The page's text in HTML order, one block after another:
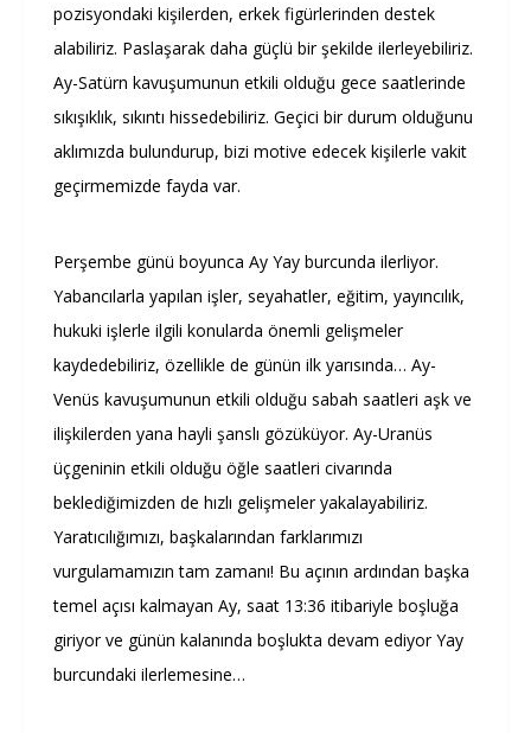
pozisyondaki kişilerden, erkek figürlerinden destek
alabiliriz. Paslaşarak daha güçlü bir şekilde ilerleyebiliriz.
Ay-Satürn kavuşumunun etkili olduğu gece saatlerinde
sıkışıklık, sıkıntı hissedebiliriz. Geçici bir durum olduğunu
aklımızda bulundurup, bizi motive edecek kişilerle vakit
geçirmemizde fayda var.
Perşembe günü boyunca Ay Yay burcunda ilerliyor.
Yabancılarla yapılan işler, seyahatler, eğitim, yayıncılık,
hukuki işlerle ilgili konularda önemli gelişmeler
kaydedebiliriz, özellikle de günün ilk yarısında… Ay-
Venüs kavuşumunun etkili olduğu sabah saatleri aşk ve
ilişkilerden yana hayli şanslı gözüküyor. Ay-Uranüs
üçgeninin etkili olduğu öğle saatleri civarında
beklediğimizden de hızlı gelişmeler yakalayabiliriz.
Yaratıcılığımızı, başkalarından farklarımızı
vurgulamamızın tam zamanı! Bu açının ardından başka
temel açısı kalmayan Ay, saat 13:36 itibariyle boşluğa
giriyor ve günün kalanında boşlukta devam ediyor Yay
burcundaki ilerlemesine…